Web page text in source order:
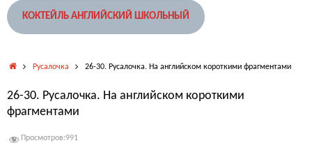
КОКТЕЙЛЬ АНГЛИЙСКИЙ ШКОЛЬНЫЙ
ГлавнаяРусалочка 26-30. Русалочка. На английском короткими фрагментами
26-30. Русалочка. На английском короткими
фрагментами
Просмотров:991